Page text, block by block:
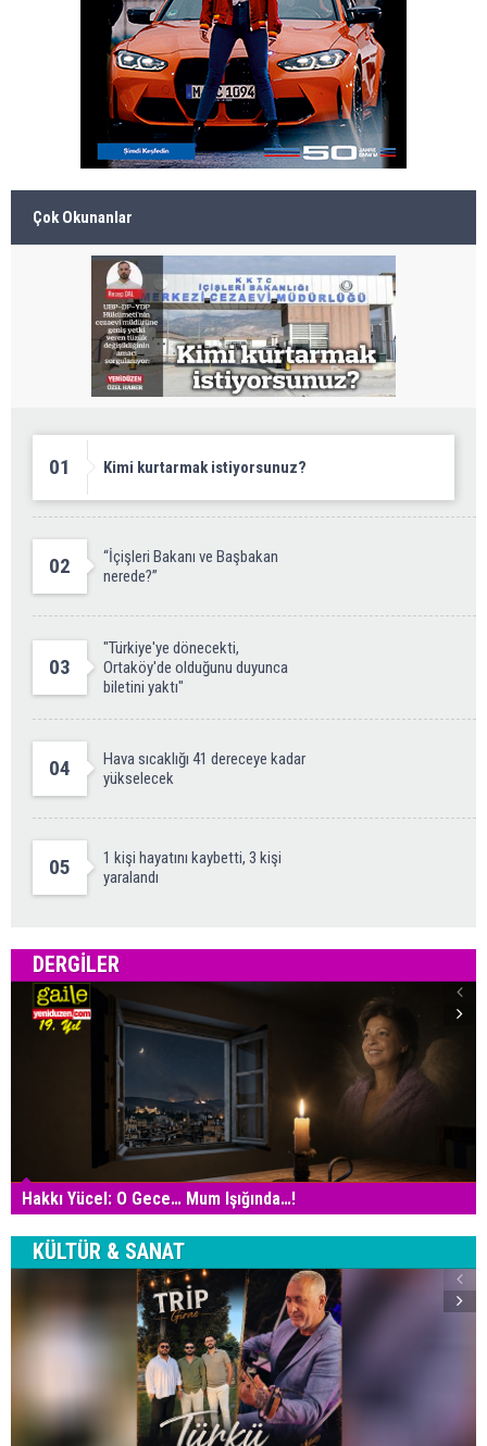
Çok Okunanlar
01 Kimi kurtarmak istiyorsunuz?
02
“İçişleri Bakanı ve Başbakan
nerede?”
03
"Türkiye'ye dönecekti,
Ortaköy'de olduğunu duyunca
biletini yaktı"
04
Hava sıcaklığı 41 dereceye kadar
yükselecek
05
1 kişi hayatını kaybetti, 3 kişi
yaralandı
DERGILER
Hakkı Yücel: O Gece… Mum Işığında…!
KÜLTÜR & SANAT